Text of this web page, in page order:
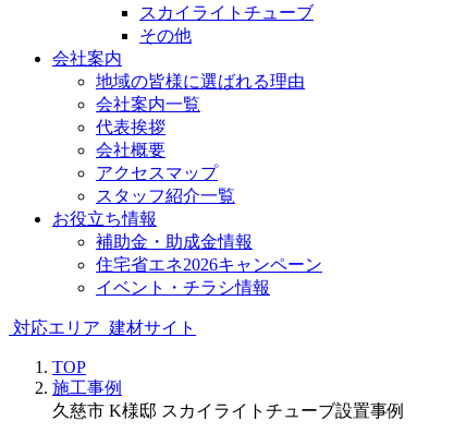
スカイライトチューブ
その他
会社案内
地域の皆様に選ばれる理由
会社案内一覧
代表挨拶
会社概要
アクセスマップ
スタッフ紹介一覧
お役立ち情報
補助金・助成金情報
住宅省エネ2026キャンペーン
イベント・チラシ情報
対応エリア 建材サイト
TOP
施工事例
久慈市 K様邸 スカイライトチューブ設置事例